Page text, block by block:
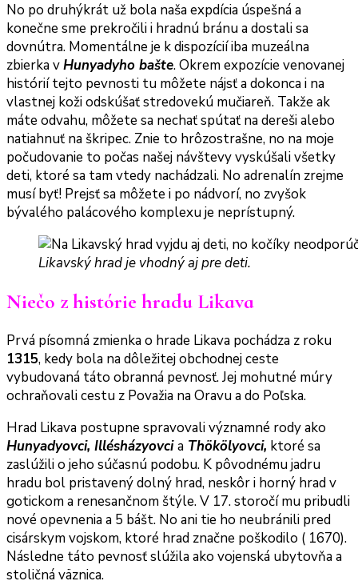
No po druhýkrát už bola naša expdícia úspešná a
konečne sme prekročili i hradnú bránu a dostali sa
dovnútra. Momentálne je k dispozícií iba muzeálna
zbierka vHunyadyho bašte. Okrem expozície venovanej
histórií tejto pevnosti tu môžete nájsť a dokonca i na
vlastnej koži odskúšať stredovekú mučiareň. Takže ak
máte odvahu, môžete sa nechať spútať na dereši alebo
natiahnuť na škripec. Znie to hrôzostrašne, no na moje
počudovanie to počas našej návštevy vyskúšali všetky
deti, ktoré sa tam vtedy nachádzali. No adrenalín zrejme
musí byť! Prejsť sa môžete i po nádvorí, no zvyšok
bývalého palácového komplexu je neprístupný.
Likavský hrad je vhodný aj pre deti.
Niečo z histórie hradu Likava
Prvá písomná zmienka o hrade Likava pochádza z roku
1315, kedy bola na dôležitej obchodnej ceste
vybudovaná táto obranná pevnosť. Jej mohutné múry
ochraňovali cestu z Považia na Oravu a do Poľska.
Hrad Likava postupne spravovali významné rody ako
Hunyadyovci, Illésházyovcia Thökölyovci, ktoré sa
zaslúžili o jeho súčasnú podobu. K pôvodnému jadru
hradu bol pristavený dolný hrad, neskôr i horný hrad v
gotickom a renesančnom štýle. V 17. storočí mu pribudli
nové opevnenia a 5 bášt. No ani tie ho neubránili pred
cisárskym vojskom, ktoré hrad značne poškodilo ( 1670).
Následne táto pevnosť slúžila ako vojenská ubytovňa a
stoličná väznica.